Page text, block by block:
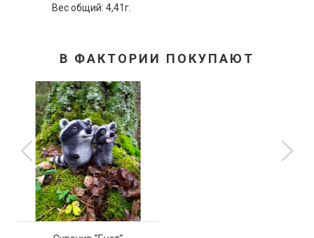
Вес общий: 4,41г.
В ФАКТОРИИ ПОКУПАЮТ